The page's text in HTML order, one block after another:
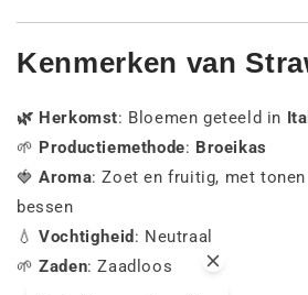
Kenmerken van
🌿 Herkomst: Bloemen geteeld in
🌱 Productiemethode: Broeikas
🍓Aroma: Zoet en fruitig, met tonen
bessen
💧Vochtigheid : Neutraal
🌱Zaden: Zaadloos